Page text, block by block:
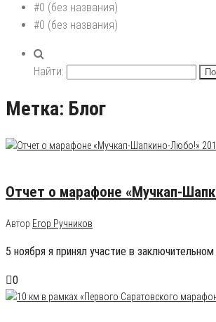
#0 (без названия)
#0 (без названия)
Найти:
Метка: Блог
Отчет о марафоне «Мучкап-
Автор Егор Ручников
5 ноября я принял участие в
0